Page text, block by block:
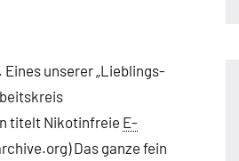
Eines unserer „Lieblings-
titelt Nikotinfreie E-
Das ganze fein